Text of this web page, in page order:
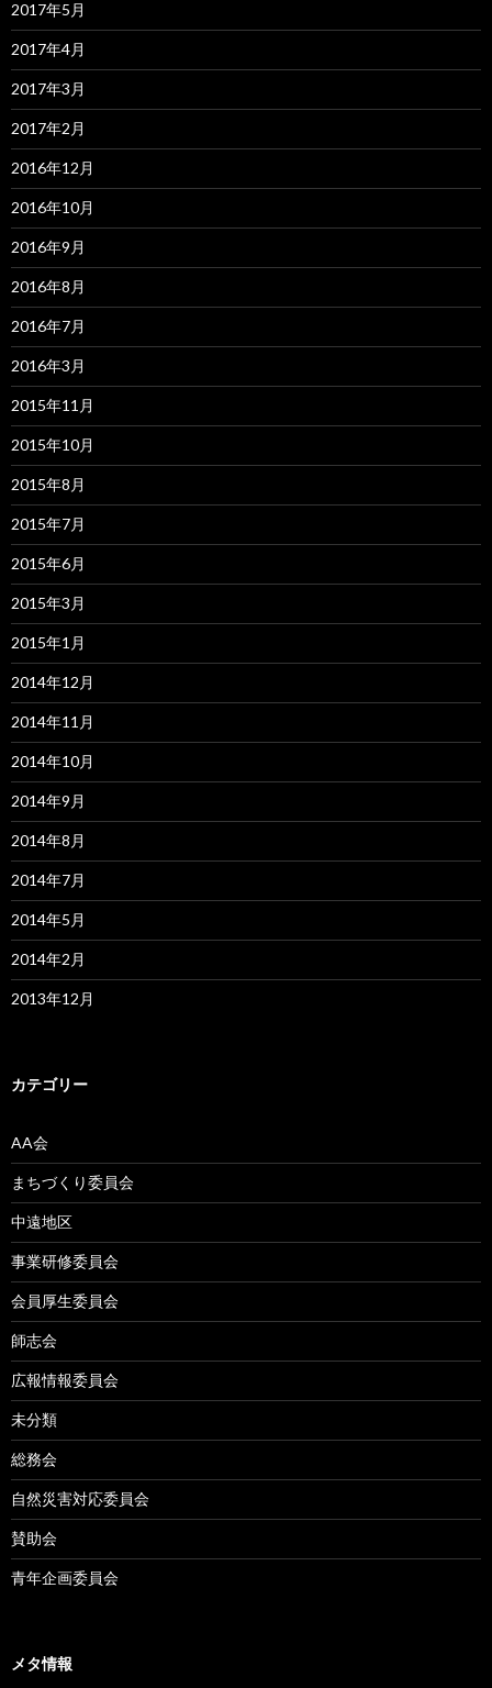
2017年5月
2017年4月
2017年3月
2017年2月
2016年12月
2016年10月
2016年9月
2016年8月
2016年7月
2016年3月
2015年11月
2015年10月
2015年8月
2015年7月
2015年6月
2015年3月
2015年1月
2014年12月
2014年11月
2014年10月
2014年9月
2014年8月
2014年7月
2014年5月
2014年2月
2013年12月
カテゴリー
AA会
まちづくり委員会
中遠地区
事業研修委員会
会員厚生委員会
師志会
広報情報委員会
未分類
総務会
自然災害対応委員会
賛助会
青年企画委員会
メタ情報